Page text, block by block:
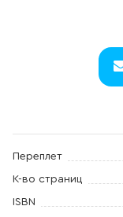
Переплет
К-во страниц
ISBN